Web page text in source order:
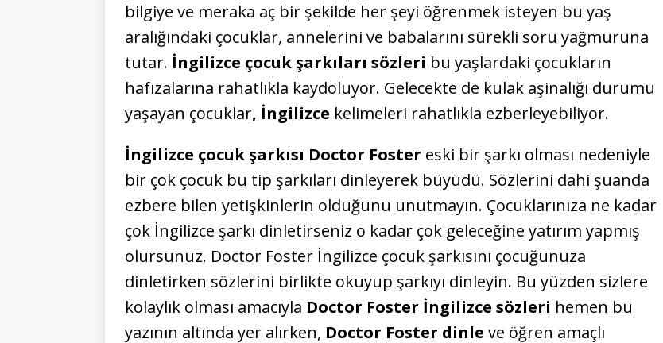
bilgiye ve meraka aç bir şekilde her şeyi öğrenmek isteyen bu yaş
aralığındaki çocuklar, annelerini ve babalarını sürekli soru yağmuruna
tutar. İngilizce çocuk şarkıları sözleri bu yaşlardaki çocukların
hafızalarına rahatlıkla kaydoluyor. Gelecekte de kulak aşinalığı durumu
yaşayan çocuklar, İngilizce kelimeleri rahatlıkla ezberleyebiliyor.
İngilizce çocuk şarkısı Doctor Foster eski bir şarkı olması nedeniyle
bir çok çocuk bu tip şarkıları dinleyerek büyüdü. Sözlerini dahi şuanda
ezbere bilen yetişkinlerin olduğunu unutmayın. Çocuklarınıza ne kadar
çok İngilizce şarkı dinletirseniz o kadar çok geleceğine yatırım yapmış
olursunuz. Doctor Foster İngilizce çocuk şarkısını çocuğunuza
dinletirken sözlerini birlikte okuyup şarkıyı dinleyin. Bu yüzden sizlere
kolaylık olması amacıyla Doctor Foster İngilizce sözleri hemen bu
yazının altında yer alırken, Doctor Foster dinle ve öğren amaçlı